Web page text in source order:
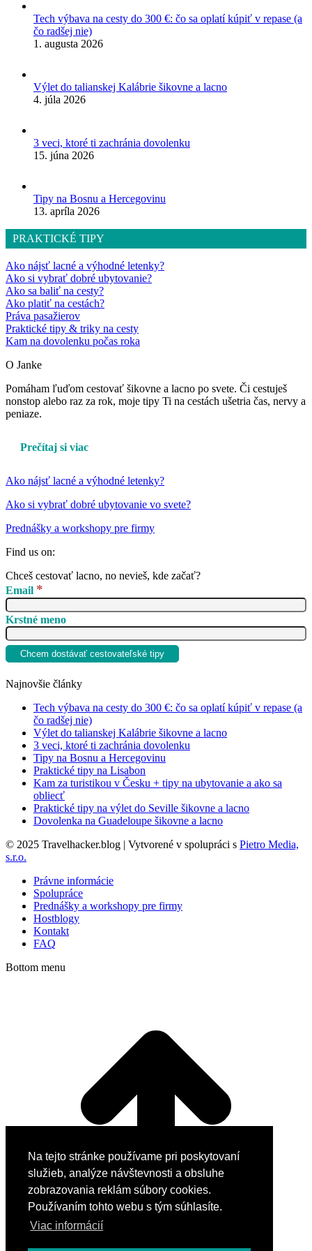
Na tejto stránke používame pri poskytovaní
služieb, analýze návštevnosti a obsluhe
zobrazovania reklám súbory cookies.
Používaním tohto webu s tým súhlasíte.
Viac informácií
Tech výbava na cesty do 300 €: čo sa oplatí kúpiť v repase (a
čo radšej nie)
1. augusta 2026
Výlet do talianskej Kalábrie šikovne a lacno
4. júla 2026
3 veci, ktoré ti zachránia dovolenku
15. júna 2026
Tipy na Bosnu a Hercegovinu
13. apríla 2026
PRAKTICKÉ TIPY
Ako nájsť lacné a výhodné letenky?
Ako si vybrať dobré ubytovanie?
Ako sa baliť na cesty?
Ako platiť na cestách?
Práva pasažierov
Praktické tipy & triky na cesty
Kam na dovolenku počas roka
O Janke
Pomáham ľuďom cestovať šikovne a lacno po svete. Či cestuješ
nonstop alebo raz za rok, moje tipy Ti na cestách ušetria čas, nervy a
peniaze.
Prečítaj si viac
Ako nájsť lacné a výhodné letenky?
Ako si vybrať dobré ubytovanie vo svete?
Prednášky a workshopy pre firmy
Find us on:
Facebook
page
opens
in
new
window
YouTube
page
opens
in
new
window
Instagram
page
opens
in
new
window
Chceš cestovať lacno, no nevieš, kde začať?
Email *
Krstné meno
Najnovšie články
Tech výbava na cesty do 300 €: čo sa oplatí kúpiť v repase (a
čo radšej nie)
Výlet do talianskej Kalábrie šikovne a lacno
3 veci, ktoré ti zachránia dovolenku
Tipy na Bosnu a Hercegovinu
Praktické tipy na Lisabon
Kam za turistikou v Česku + tipy na ubytovanie a ako sa
obliecť
Praktické tipy na výlet do Seville šikovne a lacno
Dovolenka na Guadeloupe šikovne a lacno
© 2025 Travelhacker.blog | Vytvorené v spolupráci s Pietro Media,
s.r.o.
Právne informácie
Spolupráce
Prednášky a workshopy pre firmy
Hostblogy
Kontakt
FAQ
Bottom menu